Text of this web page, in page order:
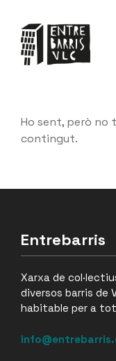
Saltar
contenido
Ho sent, però no
contingut.
Entrebarris
Xarxa de
diversos barris de
habitable per a